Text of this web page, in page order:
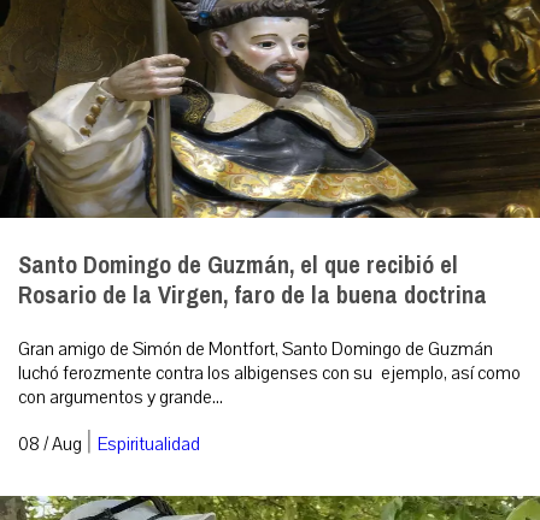
Santo Domingo de Guzmán, el que recibió el
Rosario de la Virgen, faro de la buena doctrina
Gran amigo de Simón de Montfort, Santo Domingo de Guzmán
luchó ferozmente contra los albigenses con su ejemplo, así como
con argumentos y grande...
08 / Aug | Espiritualidad